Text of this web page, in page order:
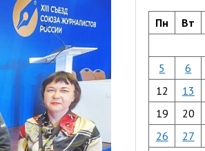
Пн Вт
5
6
12
13
19
20
26
27